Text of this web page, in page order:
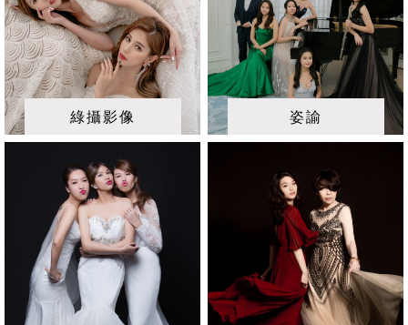
綠攝影像 姿諭